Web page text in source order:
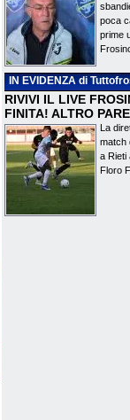
poca
prime
IN EVIDENZAdi
RIVIVI IL LIVE
FINITA! ALTRO
La
match
a Rieti
Floro